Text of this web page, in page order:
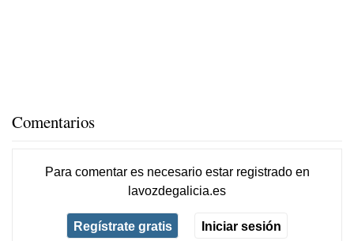
Comentarios
Para comentar es necesario estar registradoen
lavozdegalicia.es
Regístrate gratis Iniciar sesión